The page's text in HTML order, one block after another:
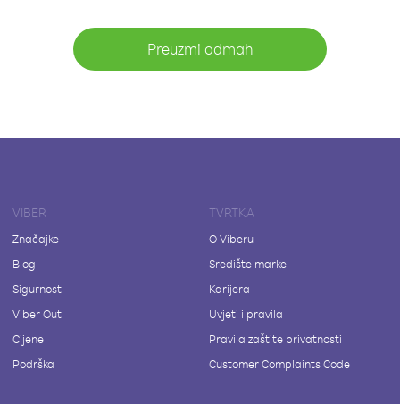
Preuzmi odmah
VIBER
Značajke
Blog
Sigurnost
Viber Out
Cijene
Podrška
TVRTKA
O Viberu
Središte marke
Karijera
Uvjeti i pravila
Pravila zaštite privatnosti
Customer Complaints Code